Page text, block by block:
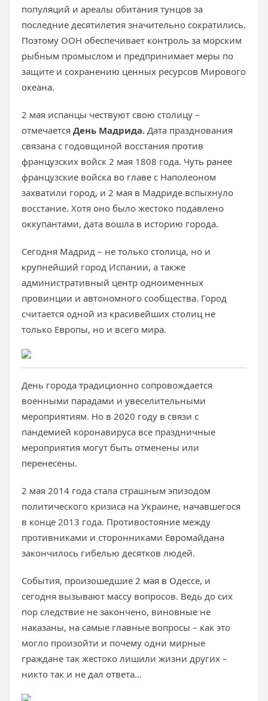
популяций и ареалы обитания тунцов за
последние десятилетия значительно сократились.
Поэтому ООН обеспечивает контроль за морским
рыбным промыслом и предпринимает меры по
защите и сохранению ценных ресурсов Мирового
океана.
2 мая испанцы чествуют свою столицу –
отмечается День Мадрида. Дата празднования
связана с годовщиной восстания против
французских войск 2 мая 1808 года. Чуть ранее
французские войска во главе с Наполеоном
захватили город, и 2 мая в Мадриде вспыхнуло
восстание. Хотя оно было жестоко подавлено
оккупантами, дата вошла в историю города.
Сегодня Мадрид – не только столица, но и
крупнейший город Испании, а также
административный центр одноименных
провинции и автономного сообщества. Город
считается одной из красивейших столиц не
только Европы, но и всего мира.
День города традиционно сопровождается
военными парадами и увеселительными
мероприятиям. Но в 2020 году в связи с
пандемией коронавируса все праздничные
мероприятия могут быть отменены или
перенесены.
2 мая 2014 года стала страшным эпизодом
политического кризиса на Украине, начавшегося
в конце 2013 года. Противостояние между
противниками и сторонниками Евромайдана
закончилось гибелью десятков людей.
События, произошедшие 2 мая в Одессе, и
сегодня вызывают массу вопросов. Ведь до сих
пор следствие не закончено, виновные не
наказаны, на самые главные вопросы – как это
могло произойти и почему одни мирные
граждане так жестоко лишили жизни других –
никто так и не дал ответа…